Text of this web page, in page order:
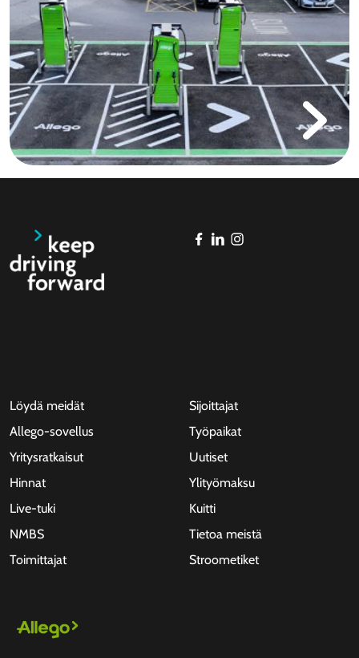
Löydä meidät
Allego-sovellus
Yritysratkaisut
Hinnat
Live-tuki
NMBS
Toimittajat
Sijoittajat
Työpaikat
Uutiset
Ylityömaksu
Kuitti
Tietoa meistä
Stroometiket